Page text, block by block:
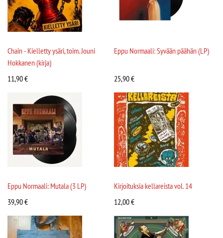
Chain - Kielletty ysäri, toim. Jouni
Hokkanen (kirja)
11,90€
Eppu Normaali: Syvään päähän (LP)
25,90€
Eppu Normaali: Mutala (3 LP)
39,90€
Kirjoituksia kellareista vol. 14
12,00€